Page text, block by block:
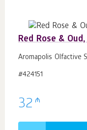
Red Rose &
Aromapolis Olfactive
#424151
32 ₼